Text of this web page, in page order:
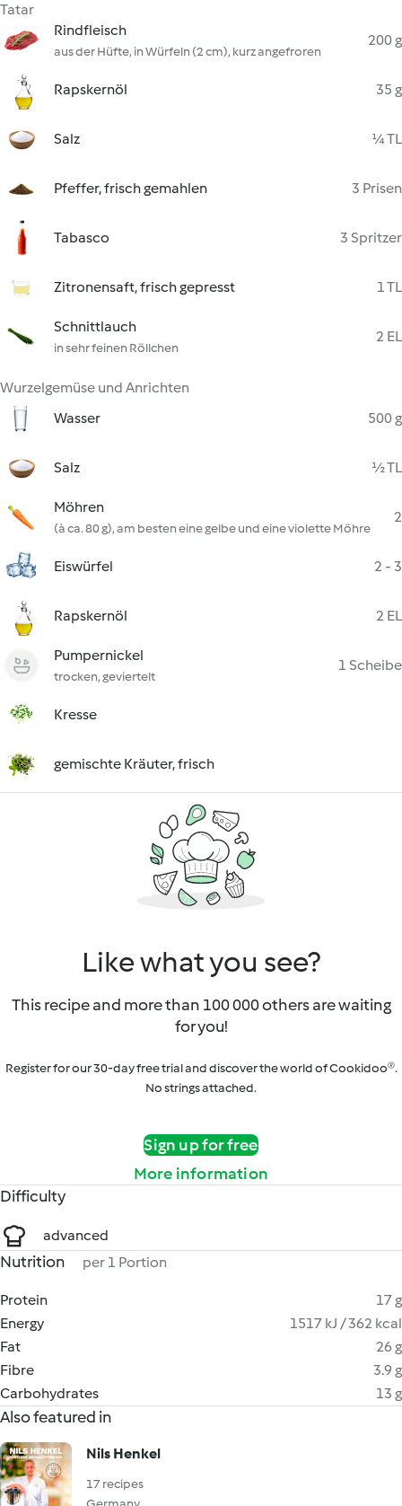
Tatar
Rindfleisch
aus der Hüfte, in Würfeln (2 cm), kurz angefroren
200 g
Rapskernöl 35 g
Salz ¼ TL
Pfeffer, frisch gemahlen 3 Prisen
Tabasco 3 Spritzer
Zitronensaft, frisch gepresst 1 TL
Schnittlauch
in sehr feinen Röllchen
2 EL
Wurzelgemüse und Anrichten
Wasser
500 g
Salz ½ TL
Möhren
(à ca. 80 g), am besten eine gelbe und eine violette Möhre
2
Eiswürfel 2 - 3
Rapskernöl 2 EL
Pumpernickel
trocken, geviertelt
1 Scheibe
Kresse
gemischte Kräuter, frisch
Like what you see?
This recipe and more than 100 000 others are waiting
for you!
Register for our 30-day free trial and discover the world of Cookidoo®.
No strings attached.
Sign up for free
More information
Difficulty
advanced
Nutrition per 1 Portion
Protein
17 g
Energy
1517 kJ / 362 kcal
Fat
26 g
Fibre
3.9 g
Carbohydrates
13 g
Also featured in
Nils Henkel
17 recipes